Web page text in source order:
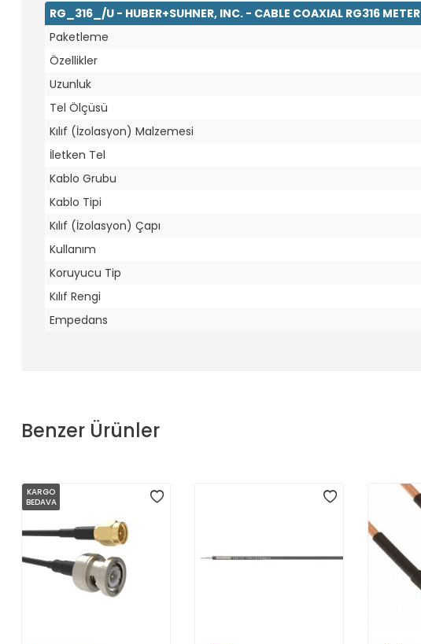
RG_316_/U - HUBER+SUHNER, INC. - CABLE COAXIAL RG316 METER
Paketleme
Özellikler
Uzunluk
Tel Ölçüsü
Kılıf (İzolasyon) Malzemesi
İletken Tel
Kablo Grubu
Kablo Tipi
Kılıf (İzolasyon) Çapı
Kullanım
Koruyucu Tip
Kılıf Rengi
Empedans
Benzer Ürünler
KARGO
BEDAVA